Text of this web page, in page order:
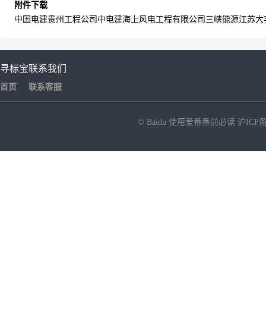
附件下载
中国电建贵州工程公司中电建海上风电工程有限公司三峡能源江苏
寻标宝
首页
联系我们
联系客服
© Baidu 使用爱番番前必读 沪ICP